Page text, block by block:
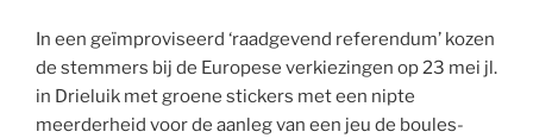
In een geïmproviseerd ‘raadgevend referendum’ kozen
de stemmers bij de Europese verkiezingen op 23 mei jl.
in Drieluik met groene stickers met een nipte
meerderheid voor de aanleg van een jeu de boules-